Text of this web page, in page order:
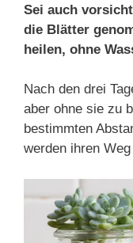
Sei auch
die Blätter
heilen, ohne
Nach den drei
aber ohne sie zu
bestimmten
werden ihren